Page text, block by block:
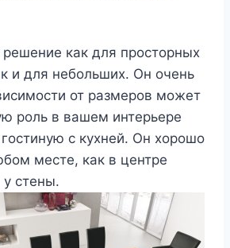
как для просторных
и для небольших. Он очень
от размеров может
роль в вашем интерьере
с кухней. Он хорошо
месте, как в центре
стены.